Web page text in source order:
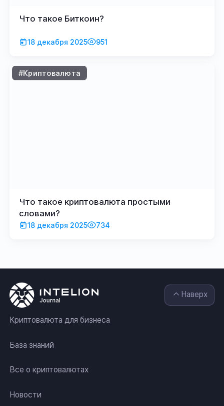
18 декабря 2025 951
Что такое Биткоин?
#Криптовалюта
18 декабря 2025 734
Что такое криптовалюта простыми
словами?
Наверх
Криптовалюта для бизнеса
База знаний
Все о криптовалютах
Новости